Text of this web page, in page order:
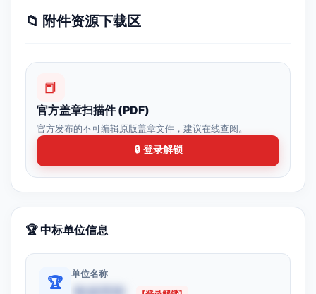
📁 附件资源下载区
📕
官方盖章扫描件 (PDF)
官方发布的不可编辑原版盖章文件，建议在线查阅。
🔒 登录解锁
🏆 中标单位信息
🏆
单位名称